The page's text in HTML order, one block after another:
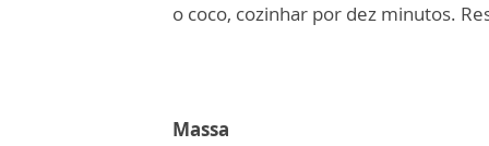
o coco, cozinhar por dez minutos.
Massa